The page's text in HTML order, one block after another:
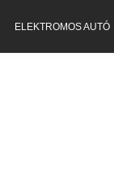
ELEKTROMOS AUTÓ